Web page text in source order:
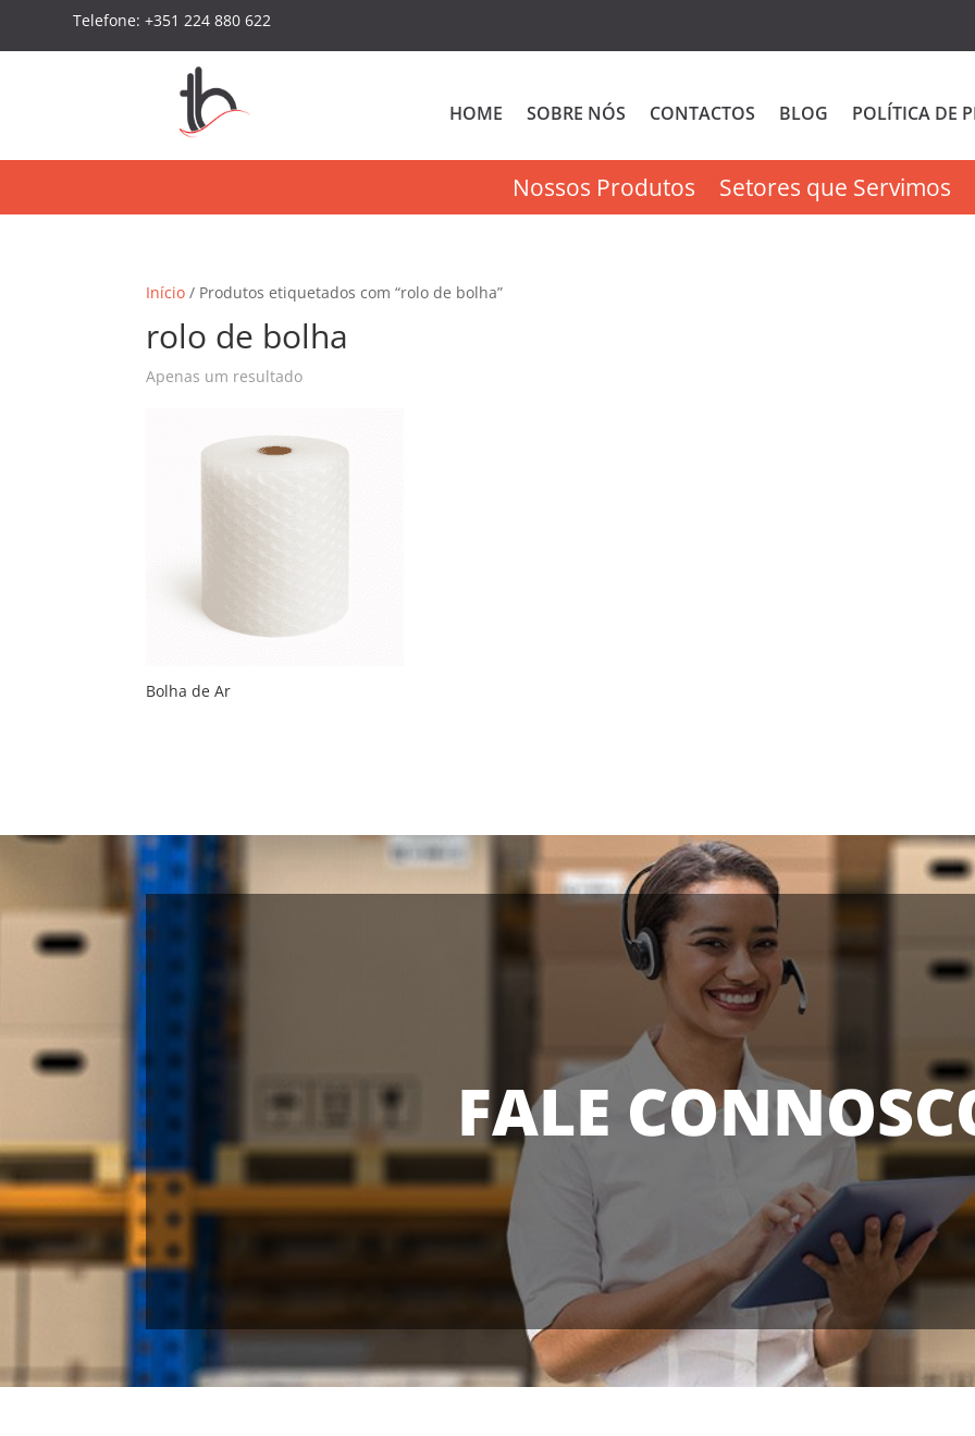
Telefone: +351 224 880 622
HOME SOBRE NÓS CONTACTOS BLOG POLÍTICA DE
Nossos Produtos Setores que Servimos
Início / Produtos etiquetados com “rolo de bolha”
rolo de bolha
Apenas um resultado
Bolha de Ar
FALE